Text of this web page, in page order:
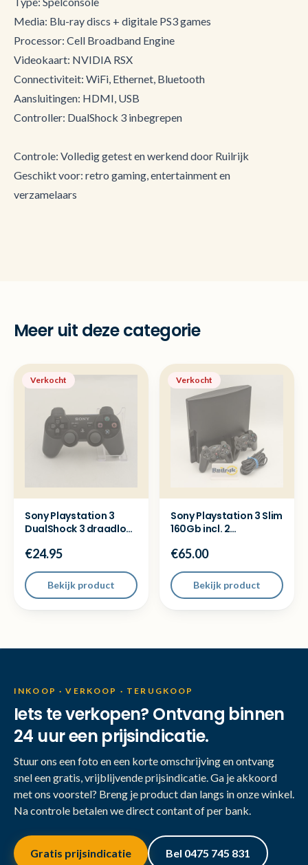
Media: Blu-ray discs + digitale PS3 games
Processor: Cell Broadband Engine
Videokaart: NVIDIA RSX
Connectiviteit: WiFi, Ethernet, Bluetooth
Aansluitingen: HDMI, USB
Controller: DualShock 3 inbegrepen
Controle: Volledig getest en werkend door Ruilrijk
Geschikt voor: retro gaming, entertainment en
verzamelaars
Meer uit deze categorie
Verkocht
Sony Playstation 3
DualShock 3 draadloze
€24.95
Bekijk product
Verkocht
Sony Playstation 3 Slim
160Gb incl. 2
€65.00
Bekijk product
INKOOP · VERKOOP · TERUGKOOP
Iets te verkopen? Ontvang binnen
24 uur een prijsindicatie.
Stuur ons een foto en een korte omschrijving en ontvang
snel een gratis, vrijblijvende prijsindicatie. Ga je akkoord
met ons voorstel? Breng je product dan langs in onze winkel.
Na controle betalen we direct contant of per bank.
Gratis prijsindicatie Bel 0475 745 831